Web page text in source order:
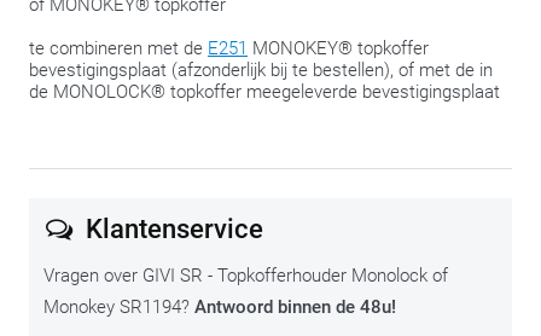
altijd de mogelijkheid om nog een beetje te ‘schuiven’ om
alles te laten passen.
of MONOKEY® topkoffer
te combineren met de E251 MONOKEY® topkoffer
bevestigingsplaat (afzonderlijk bij te bestellen), of met de in
de MONOLOCK® topkoffer meegeleverde bevestigingsplaat
Klantenservice
Vragen over GIVI SR - Topkofferhouder Monolock of
Monokey SR1194? Antwoord binnen de 48u!